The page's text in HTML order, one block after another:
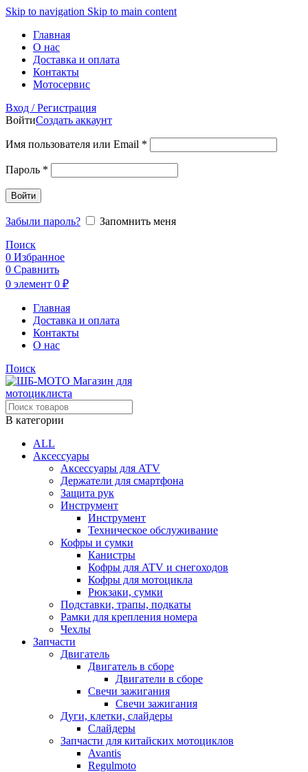
Skip to navigation Skip to main content
Главная
О нас
Доставка и оплата
Контакты
Мотосервис
Вход / Регистрация
ВойтиСоздать аккаунт
Имя пользователя или Email *
Пароль *
Войти
Забыли пароль?
Запомнить меня
Поиск
0 Избранное
0 Сравнить
0 элемент 0 ₽
Главная
Доставка и оплата
Контакты
О нас
Поиск
В категории
ALL
Аксессуары
Аксессуары для ATV
Держатели для смартфона
Защита рук
Инструмент
Инструмент
Техническое обслуживание
Кофры и сумки
Канистры
Кофры для ATV и снегоходов
Кофры для мотоцикла
Рюкзаки, сумки
Подставки, трапы, подкаты
Рамки для крепления номера
Чехлы
Запчасти
Двигатель
Двигатель в сборе
Двигатели в сборе
Свечи зажигания
Свечи зажигания
Дуги, клетки, слайдеры
Слайдеры
Запчасти для китайских мотоциклов
Avantis
Regulmoto